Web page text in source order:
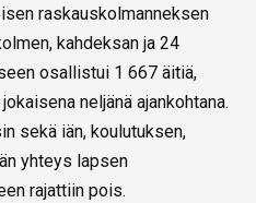
raskauskolmanneksen
kahdeksan ja 24
osallistui 1 667 äitiä,
neljänä ajankohtana.
sekä iän, koulutuksen,
yhteys lapsen
rajattiin pois.